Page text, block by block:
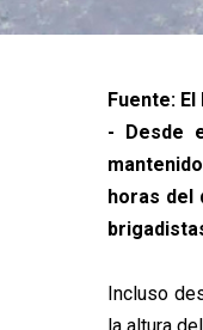
Fuente:
- Desde
horas del
Incluso